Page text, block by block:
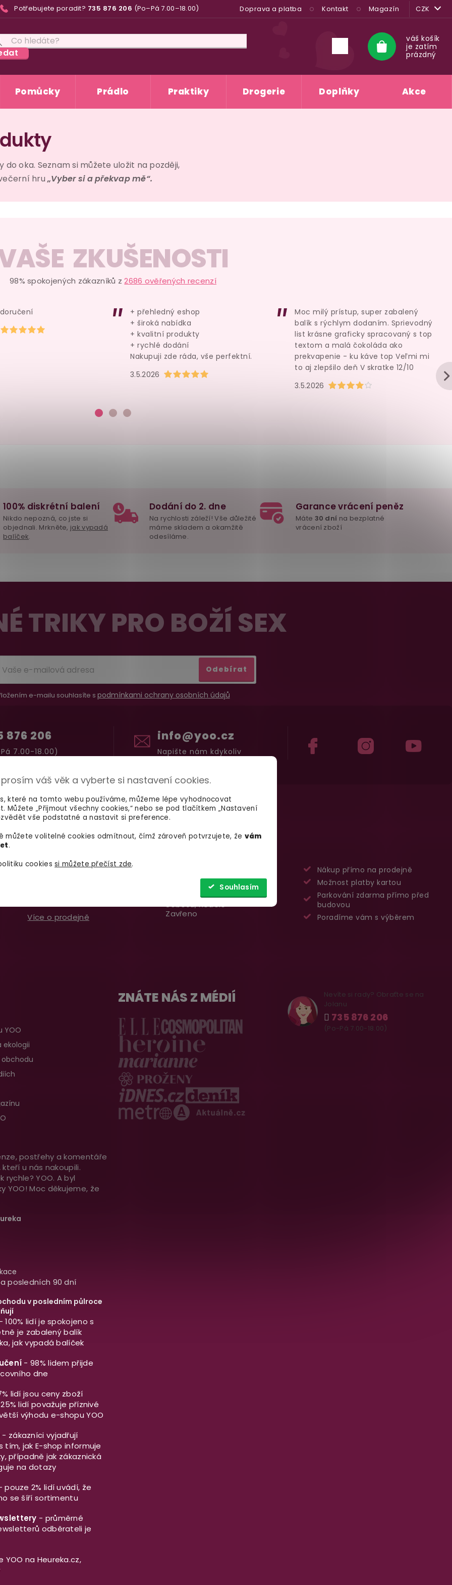
váš věk a vyberte si nastavení cookies.
které na tomto webu používáme, můžeme lépe vyhodnocovat
Můžete „Přijmout všechny cookies,“ nebo se pod tlačítkem „Nastavení
vše podstatné a nastavit si preference.
můžete volitelné cookies odmítnout, čímž zároveň potvrzujete, že vám
.
cookiessi můžete přečíst zde.
Souhlasím
Potřebujete poradit? 735 876 206 (Po–Pá 7.00–18.00) Doprava a platba Kontakt Magazín CZK
Nákupní
košík
váš košík
je zatím
prázdný
Pomůcky Prádlo Praktiky Drogerie Doplňky Akce
oka. Seznam si můžete uložit na později,
hru„Vyber si a překvap mě“.
ZKUŠENOSTI
98% spokojených zákazníků z2686 ověřených recenzí
Hodnocení obchodu je 5 z 5 hvězdiček.
Hodnocení obchodu je 5 z 5 hvězdiček.
3.5.2026
+ přehledný eshop
+ široká nabídka
+ kvalitní produkty
+ rychlé dodání
Nakupuji zde ráda, vše perfektní.
Hodnocení obchodu je 4 z 5
3.5.2026
Moc milý prístup, super zabalený
balík s rýchlym dodaním. Sprievodný
list krásne graficky spracovaný s top
textom a malá čokoláda ako
prekvapenie - ku káve top Veľmi mi
to aj zlepšilo deň V skratke 12/10
100% diskrétní balení
Nikdo nepozná, co jste si
objednali. Mrkněte, jak vypadá
balíček.
Dodání do 2. dne
Na rychlosti záleží! Vše důležité
máme skladem a okamžitě
odesíláme.
Garance vrácení peněz
Máte 30 dní na bezplatné
vrácení zboží
TRIKY PRO BOŽÍ SEX
e-mailu souhlasíte s podmínkami ochrany osobních údajů
Odebírat
info@yoo.cz
Napište nám kdykoliv
876 206
7.00-18.00)
SHOWROOM BRNO
Více o prodejně
Pondělí – pátek:
7:00 – 18:00
Sobota, neděle
Zavřeno
Nákup přímo na prodejně
Možnost platby kartou
Parkování zdarma přímo před
budovou
Poradíme vám s výběrem
YOO
ekologii
ZNÁTE NÁS Z MÉDIÍ
Nevíte si rady? Obraťte se na
Jolanu
735 876 206
(Po-Pá 7.00-18.00)
postřehy a komentáře
u nás nakoupili.
rychle? YOO. A byl
YOO! Moc děkujeme, že
posledních 90 dní
v posledním půlroce
- 100% lidí je spokojeno s
je zabalený balík
jak vypadá balíček
- 98% lidem přijde
dne
lidí jsou ceny zboží
lidí považuje příznivé
výhodu e-shopu YOO
- zákazníci vyjadřují
tím, jak E-shop informuje
případně jak zákaznická
na dotazy
pouze 2% lidí uvádí, že
se šíří sortimentu
- průměrné
odběrateli je
YOO na Heureka.cz,